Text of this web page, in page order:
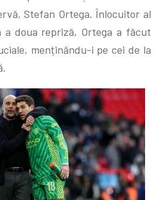
Stefan Ortega. Înlocuitor al
a doua repriză, Ortega a făcut
menținându-i pe cei de la